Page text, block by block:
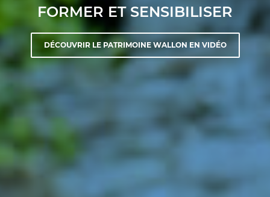
FORMER ET SENSIBILISER
DÉCOUVRIR LE PATRIMOINE WALLON EN VIDÉO